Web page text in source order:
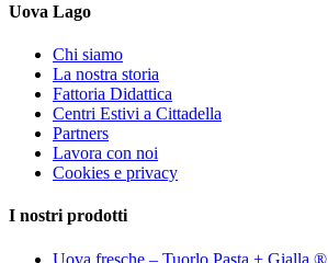
Uova Lago
Chi siamo
La nostra storia
Fattoria Didattica
Centri Estivi a Cittadella
Partners
Lavora con noi
Cookies e privacy
I nostri prodotti
Uova fresche – Tuorlo Pasta + Gialla ®